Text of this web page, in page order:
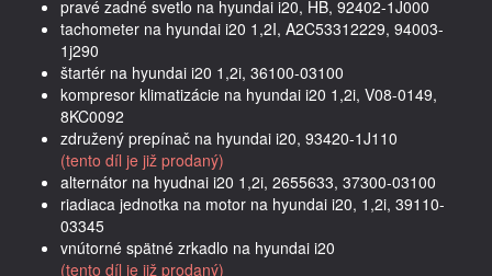
pravé zadné svetlo na hyundai i20, HB, 92402-1J000
tachometer na hyundai i20 1,2I, A2C53312229, 94003-
1j290
štartér na hyundai i20 1,2i, 36100-03100
kompresor klimatizácie na hyundai i20 1,2i, V08-0149,
8KC0092
združený prepínač na hyundai i20, 93420-1J110
(tento díl je již prodaný)
alternátor na hyudnai i20 1,2i, 2655633, 37300-03100
riadiaca jednotka na motor na hyundai i20, 1,2i, 39110-
03345
vnútorné spätné zrkadlo na hyundai i20
(tento díl je již prodaný)